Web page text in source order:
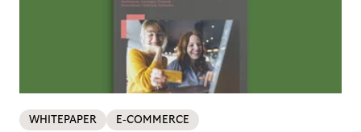
WHITEPAPER E-COMMERCE